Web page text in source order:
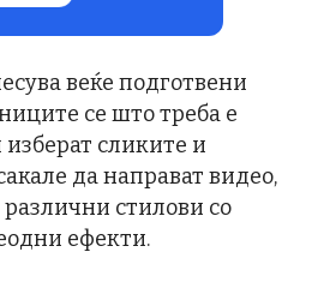
веќе подготвени
се што треба е
изберат сликите и
да направат видео,
различни стилови со
ефекти.